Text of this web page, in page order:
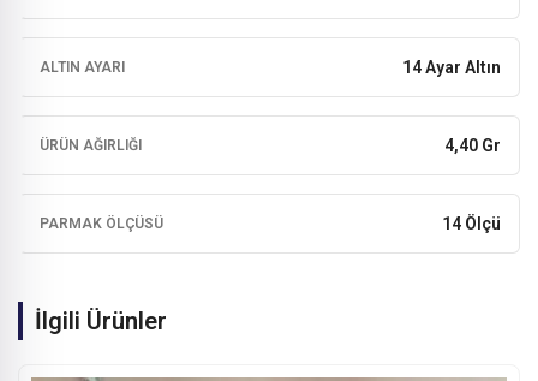
ALTIN AYARI 14 Ayar Altın
ÜRÜN AĞIRLIĞI 4,40 Gr
PARMAK ÖLÇÜSÜ 14 Ölçü
İlgili Ürünler